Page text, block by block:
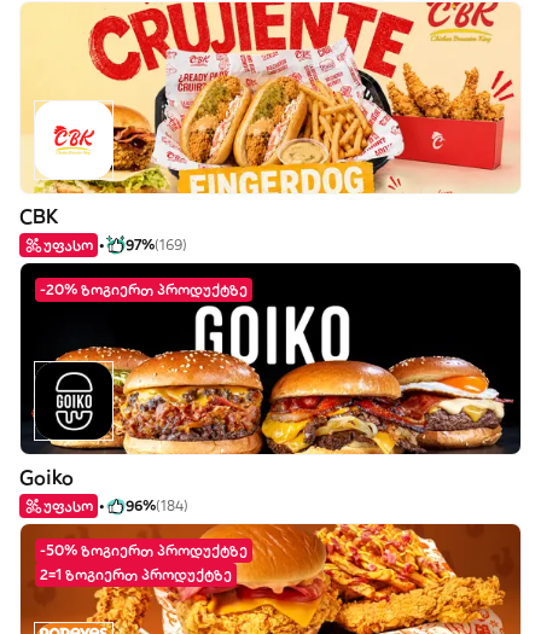
CBK
უფასო 97%(169)
-20% ზოგიერთ პროდუქტზე
Goiko
უფასო 96%(184)
-50% ზოგიერთ პროდუქტზე
2=1 ზოგიერთ პროდუქტზე